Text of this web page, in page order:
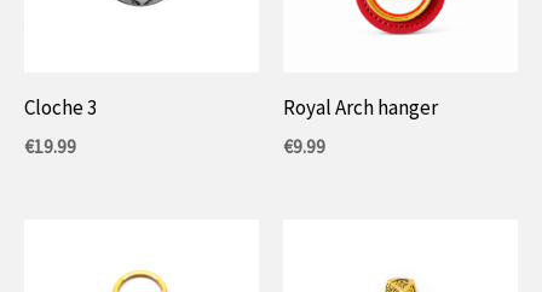
Cloche 3
€19.99
Royal Arch hanger
€9.99